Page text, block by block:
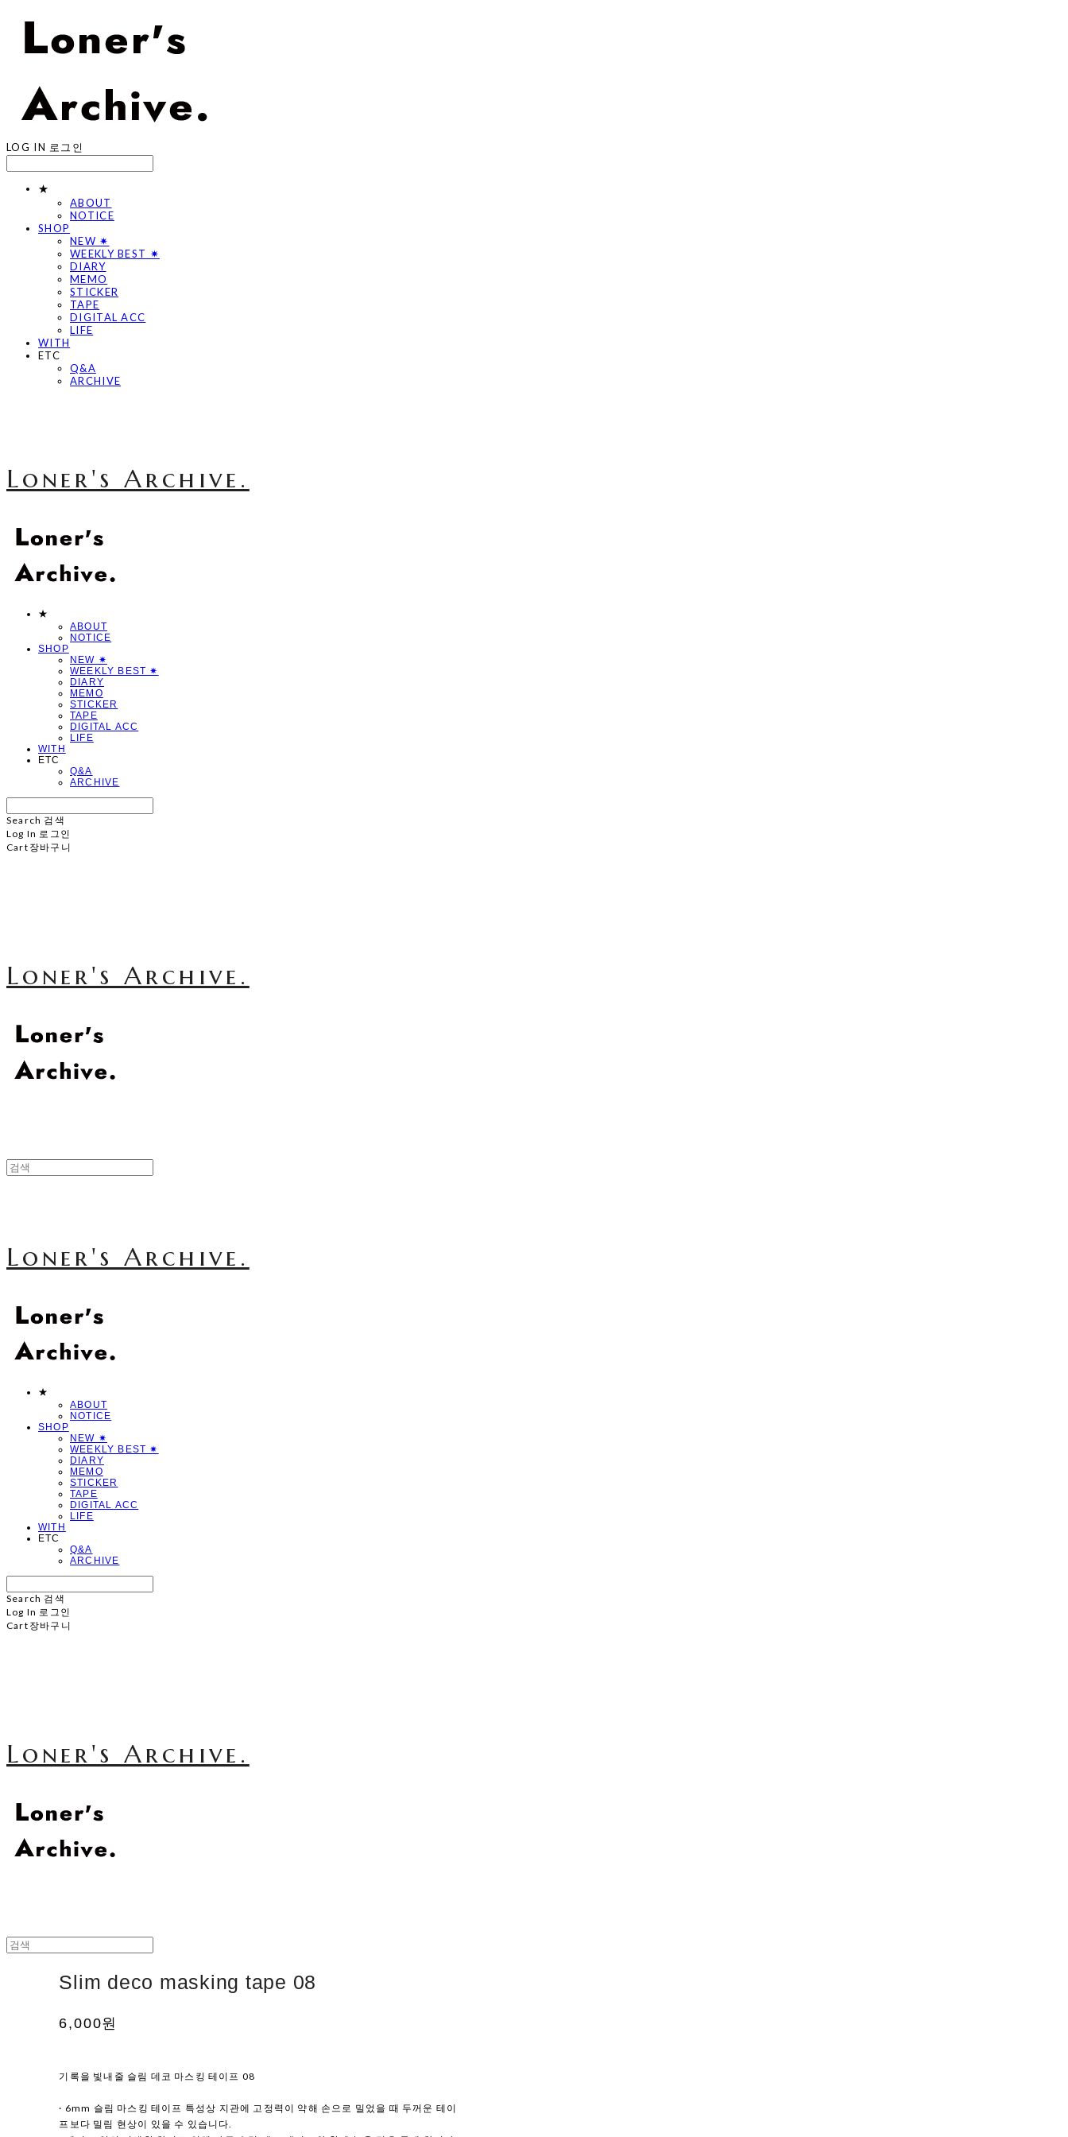
LOG IN 로그인
★
ABOUT
NOTICE
SHOP
NEW ✷
WEEKLY BEST ✷
DIARY
MEMO
STICKER
TAPE
DIGITAL ACC
LIFE
WITH
ETC
Q&A
ARCHIVE
Loner's Archive.
★
ABOUT
NOTICE
SHOP
NEW ✷
WEEKLY BEST ✷
DIARY
MEMO
STICKER
TAPE
DIGITAL ACC
LIFE
WITH
ETC
Q&A
ARCHIVE
Search 검색
Log In 로그인
Cart 장바구니
Loner's Archive.
Loner's Archive.
★
ABOUT
NOTICE
SHOP
NEW ✷
WEEKLY BEST ✷
DIARY
MEMO
STICKER
TAPE
DIGITAL ACC
LIFE
WITH
ETC
Q&A
ARCHIVE
Search 검색
Log In 로그인
Cart 장바구니
Loner's Archive.
Slim deco masking tape 08
6,000원
기록을 빛내줄 슬림 데코 마스킹 테이프 08
· 6mm 슬림 마스킹 테이프 특성상 지관에 고정력이 약해 손으로 밀었을 때 두꺼운 테이
프보다 밀림 현상이 있을 수 있습니다.